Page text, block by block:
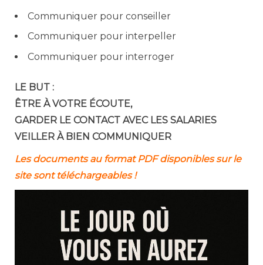
Communiquer pour conseiller
Communiquer pour interpeller
Communiquer pour interroger
LE BUT :
ÊTRE À VOTRE ÉCOUTE,
GARDER LE CONTACT AVEC LES SALARIES
VEILLER À BIEN COMMUNIQUER
Les documents au format PDF disponibles sur le
site sont téléchargeables !